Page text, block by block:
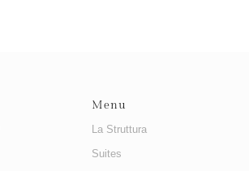
Menu
La Struttura
Suites